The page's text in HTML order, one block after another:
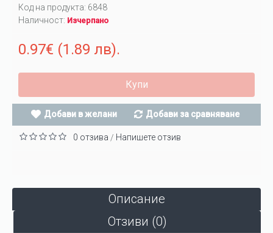
Код на продукта: 6848
Наличност: Изчерпано
0.97€ (1.89 лв).
Купи
Добави в желани Добави за сравняване
0 отзива / Напишете отзив
Описание
Отзиви (0)